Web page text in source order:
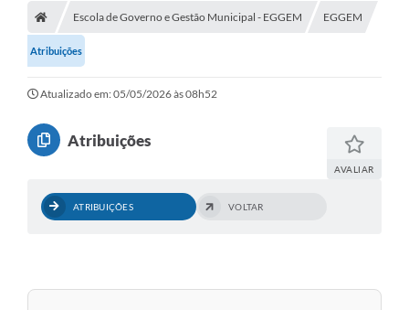
Escola de Governo e Gestão Municipal - EGGEM EGGEM
Atribuições
Atualizado em: 05/05/2026 às 08h52
Atribuições
AVALIAR
ATRIBUIÇÕES VOLTAR